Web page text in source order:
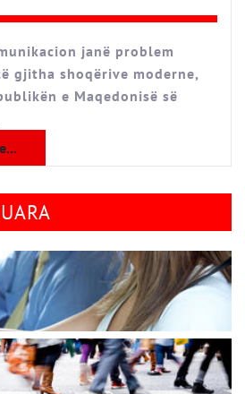
janë problem
gjitha shoqërive moderne,
e Maqedonisë së